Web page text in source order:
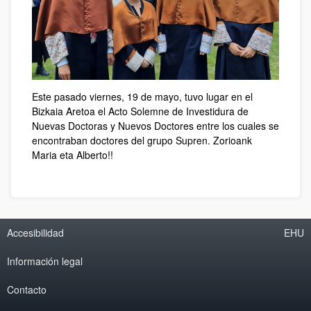
Este pasado viernes, 19 de mayo, tuvo lugar en el
Bizkaia Aretoa el Acto Solemne de Investidura de
Nuevas Doctoras y Nuevos Doctores entre los cuales se
encontraban doctores del grupo Supren. Zorioank
Maria eta Alberto!!
Accesibilidad
Información legal
Contacto
EHU